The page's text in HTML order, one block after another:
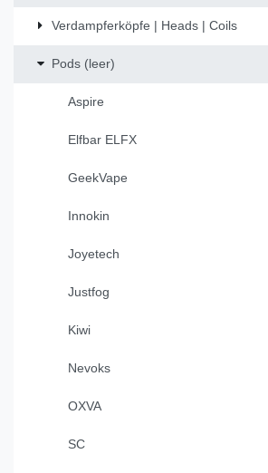
Verdampferköpfe | Heads | Coils
Pods (leer)
Aspire
Elfbar ELFX
GeekVape
Innokin
Joyetech
Justfog
Kiwi
Nevoks
OXVA
SC